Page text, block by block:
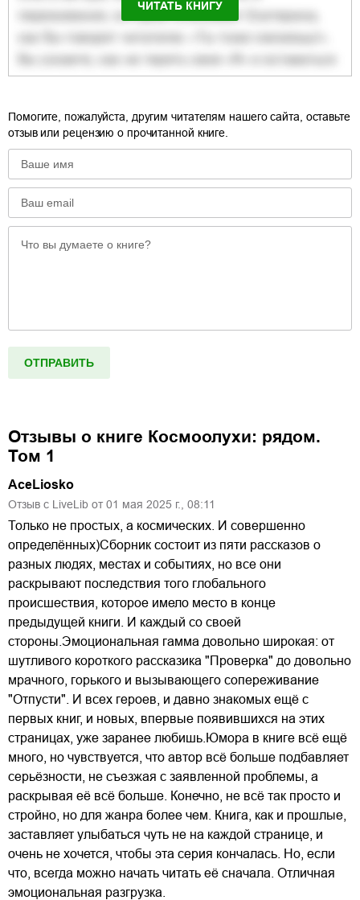
ЧИТАТЬ КНИГУ
Помогите, пожалуйста, другим читателям нашего сайта, оставьте
отзыв или рецензию о прочитанной книге.
Отзывы о книге Космоолухи: рядом.
Том 1
AceLiosko
Отзыв с LiveLib от 01 мая 2025 г., 08:11
Только не простых, а космических. И совершенно
определённых)Сборник состоит из пяти рассказов о
разных людях, местах и событиях, но все они
раскрывают последствия того глобального
происшествия, которое имело место в конце
предыдущей книги. И каждый со своей
стороны.Эмоциональная гамма довольно широкая: от
шутливого короткого рассказика "Проверка" до довольно
мрачного, горького и вызывающего сопереживание
"Отпусти". И всех героев, и давно знакомых ещё с
первых книг, и новых, впервые появившихся на этих
страницах, уже заранее любишь.Юмора в книге всё ещё
много, но чувствуется, что автор всё больше подбавляет
серьёзности, не съезжая с заявленной проблемы, а
раскрывая её всё больше. Конечно, не всё так просто и
стройно, но для жанра более чем. Книга, как и прошлые,
заставляет улыбаться чуть не на каждой странице, и
очень не хочется, чтобы эта серия кончалась. Но, если
что, всегда можно начать читать её сначала. Отличная
эмоциональная разгрузка.